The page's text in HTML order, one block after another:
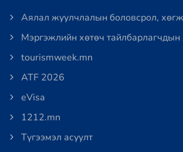
Аялал жуулчлалын боловсрол,
Мэргэжлийн хөтөч тайлбарлагчдын
tourismweek.mn
ATF 2026
eVisa
1212.mn
Түгээмэл асуулт